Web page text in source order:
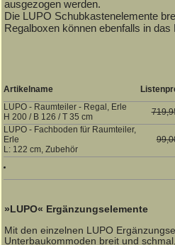
ausgezogen werden.
Die LUPO Schubkastenelemente
Regalboxen können ebenfalls in das
Artikelname
LUPO - Raumteiler - Regal, Erle
H 200 / B 126 / T 35 cm
LUPO - Fachboden für Raumteiler,
Erle
L: 122 cm, Zubehör
»LUPO« Ergänzungselemente
Mit den einzelnen LUPO
Unterbaukommoden breit und